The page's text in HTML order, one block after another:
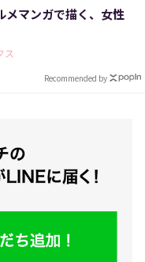
メマンガで描く、女性
ス
Recommended by